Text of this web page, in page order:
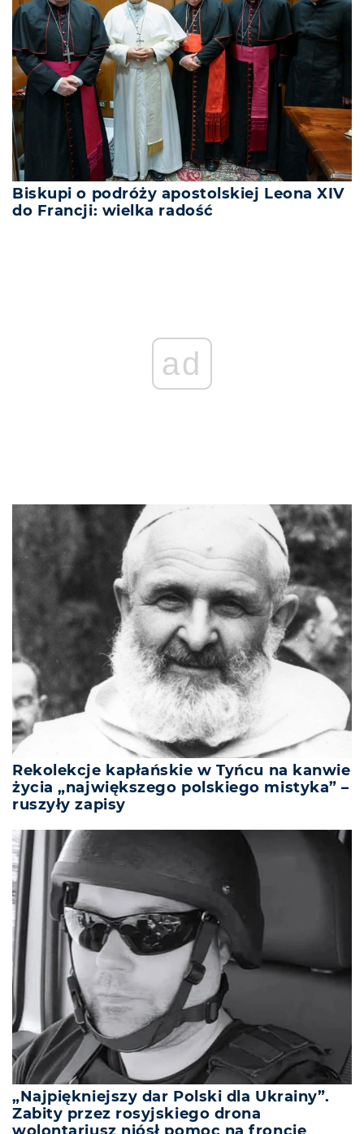
Biskupi o podróży apostolskiej Leona XIV
do Francji: wielka radość
ad
Rekolekcje kapłańskie w Tyńcu na kanwie
życia „największego polskiego mistyka” –
ruszyły zapisy
„Najpiękniejszy dar Polski dla Ukrainy”.
Zabity przez rosyjskiego drona
wolontariusz niósł pomoc na froncie